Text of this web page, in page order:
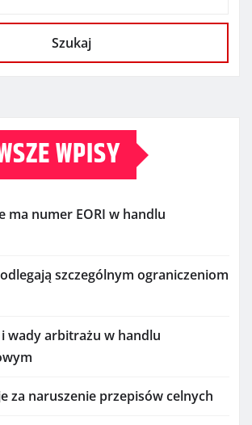
Szukaj
WPISY
ma numer EORI w handlu
szczególnym ograniczeniom
i wady arbitrażu w handlu
za naruszenie przepisów celnych